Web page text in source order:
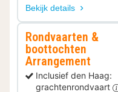
Bekijk details
Rondvaarten &
boottochten
Arrangement
Inclusief den Haag:
grachtenrondvaart